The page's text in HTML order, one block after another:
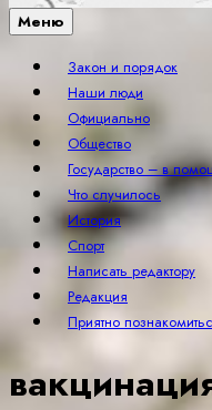
Меню
Закон и порядок
Наши люди
Официально
Общество
Государство – в
Что случилось
История
Спорт
Написать редактору
Редакция
Приятно